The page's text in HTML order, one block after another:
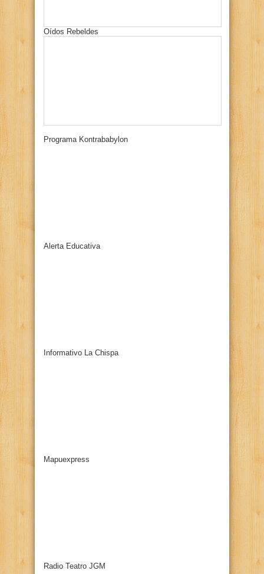
Oídos Rebeldes
Programa Kontrababylon
Alerta Educativa
Informativo La Chispa
Mapuexpress
Radio Teatro JGM